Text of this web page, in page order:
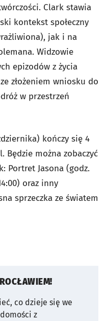
Clark stawia
kontekst społeczny
jak i na
Widzowie
epizodów z życia
złożeniem wniosku do
w przestrzeń
kończy się 4
Będzie można zobaczyć
Portret Jasona (godz.
oraz inny
sprzeczka ze światem
co dzieje się we
z